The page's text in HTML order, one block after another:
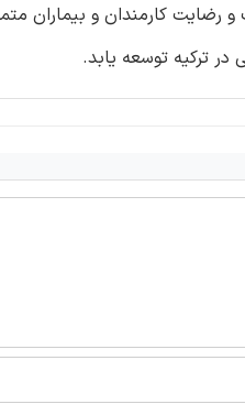
رضایت کارمندان و بیماران
در ترکیه توسعه یابد.